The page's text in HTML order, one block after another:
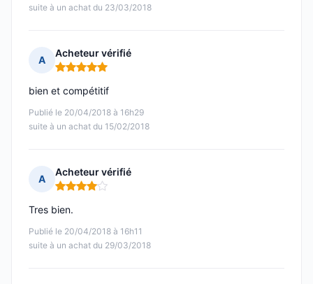
suite à un achat du 23/03/2018
A
Acheteur vérifié
Note : 5 sur 5
Publié le 20/04/2018 à 16h29
suite à un achat du 15/02/2018
bien et compétitif
A
Acheteur vérifié
Note : 4 sur 5
Publié le 20/04/2018 à 16h11
suite à un achat du 29/03/2018
Tres bien.